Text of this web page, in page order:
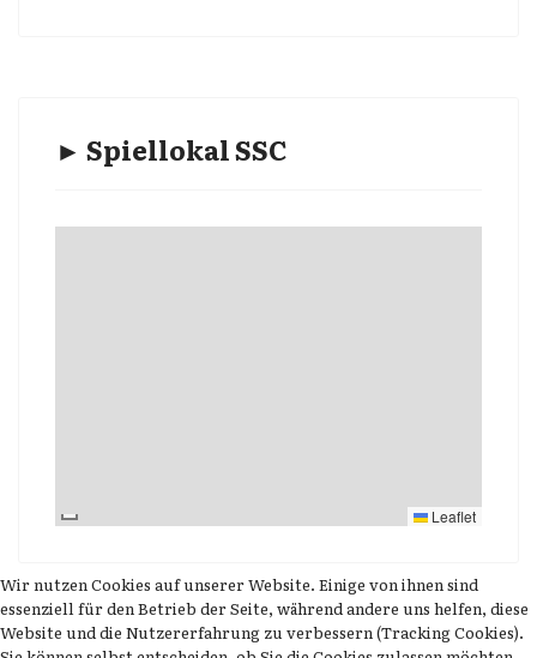
► Spiellokal SSC
Leaflet
Wir nutzen Cookies auf unserer Website. Einige von ihnen sind
essenziell für den Betrieb der Seite, während andere uns helfen, diese
Website und die Nutzererfahrung zu verbessern (Tracking Cookies).